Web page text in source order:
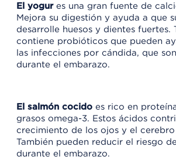
El yogur es una gran fuente de
Mejora su digestión y ayuda a que
desarrolle huesos y dientes fuertes.
contiene probióticos que pueden
las infecciones por cándida, que
durante el embarazo.
El salmón cocido es rico en
grasos omega-3. Estos ácidos
crecimiento de los ojos y el cerebro
También pueden reducir el riesgo
durante el embarazo.